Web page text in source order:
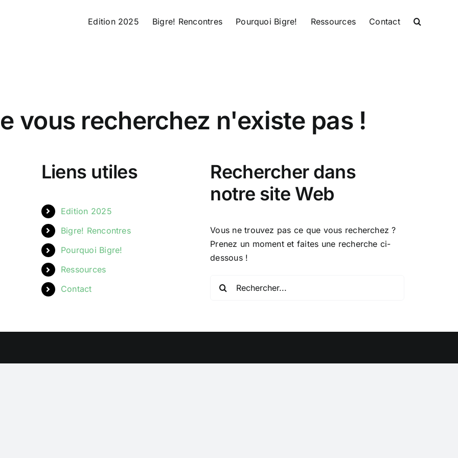
Edition 2025 Bigre! Rencontres Pourquoi Bigre! Ressources Contact
vous recherchez n'existe pas !
Liens utiles
Edition 2025
Bigre! Rencontres
Pourquoi Bigre!
Ressources
Contact
Rechercher dans
notre site Web
Vous ne trouvez pas ce que vous recherchez ?
Prenez un moment et faites une recherche ci-
dessous !